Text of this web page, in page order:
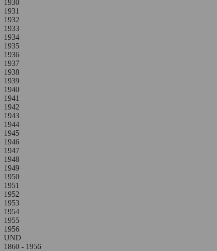
1930
1931
1932
1933
1934
1935
1936
1937
1938
1939
1940
1941
1942
1943
1944
1945
1946
1947
1948
1949
1950
1951
1952
1953
1954
1955
1956
UND
1860 - 1956